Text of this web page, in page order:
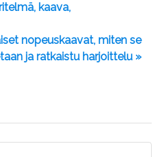
kaava,
nopeuskaavat, miten se
ja ratkaistu harjoittelu »